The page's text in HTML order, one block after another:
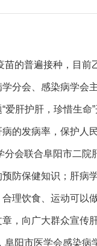
苗的普遍接种，目
分会、感染病学
爱肝护肝，珍惜生
的发病率，保护人
分会联合阜阳市二
防保健知识；肝病
理饮食、运动可以
，向广大群众宣传
阜阳市医学会感染